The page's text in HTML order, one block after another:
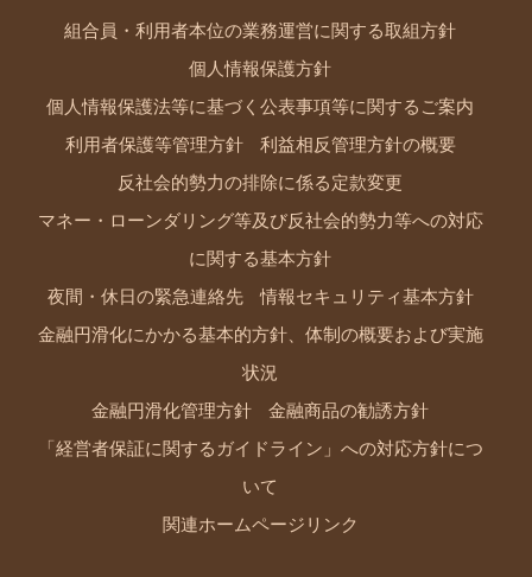
組合員・利用者本位の業務運営に関する取組方針
個人情報保護方針
個人情報保護法等に基づく公表事項等に関するご案内
利用者保護等管理方針 利益相反管理方針の概要
反社会的勢力の排除に係る定款変更
マネー・ローンダリング等及び反社会的勢力等への対応
に関する基本方針
夜間・休日の緊急連絡先 情報セキュリティ基本方針
金融円滑化にかかる基本的方針、体制の概要および実施
状況
金融円滑化管理方針 金融商品の勧誘方針
「経営者保証に関するガイドライン」への対応方針につ
いて
関連ホームページリンク